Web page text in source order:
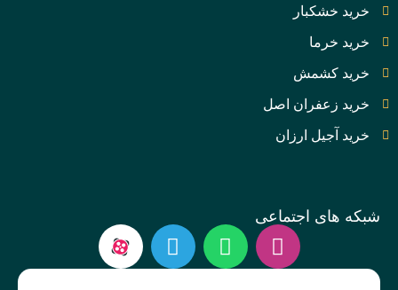
خرید خشکبار
خرید خرما
خرید کشمش
خرید زعفران اصل
خرید آجیل ارزان
شبکه های اجتماعی